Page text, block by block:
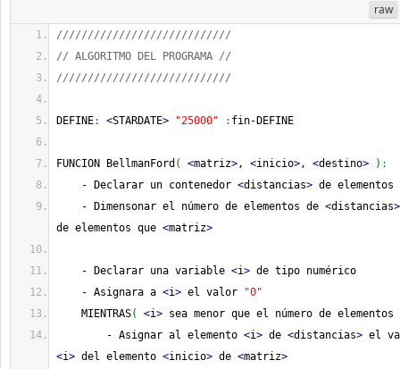
raw
////////////////////////////
// ALGORITMO DEL PROGRAMA //
////////////////////////////
DEFINE: <STARDATE> "25000" : fin- DEFINE
FUNCION BellmanFord ( <matriz>, <inicio>, <destino> ) :
- Declarar un contenedor <distancias> de
- Dimensonar el número de elementos de <distancias>
de elementos que <matriz>
- Declarar una variable <i> de tipo numérico
- Asignara a <i> el valor
"0"
MIENTRAS( <i> sea menor que el número de
- Asignar al elemento <i> de <distancias>
<i> del elemento <inicio> de <matriz>